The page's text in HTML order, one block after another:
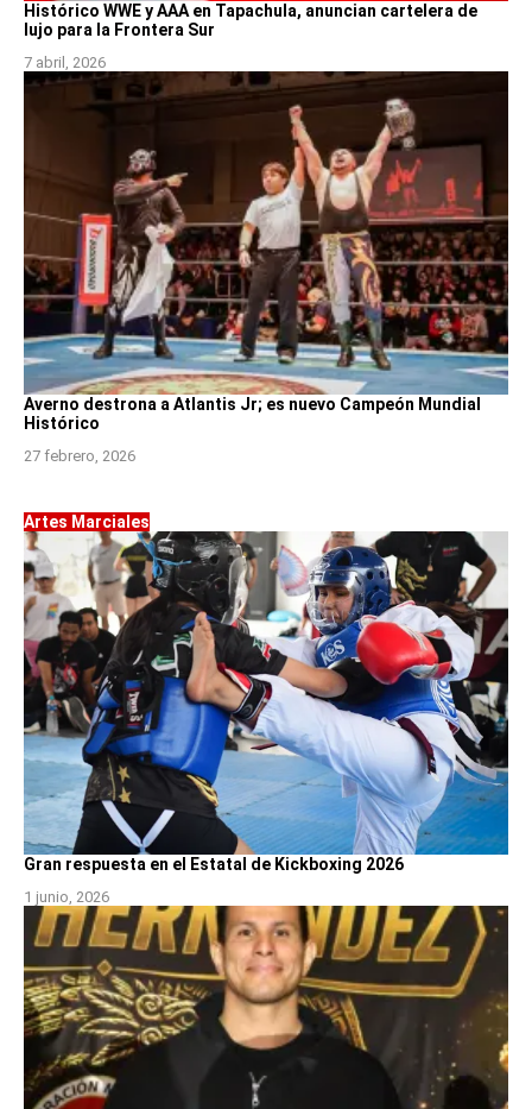
Histórico WWE y AAA en Tapachula, anuncian cartelera de
lujo para la Frontera Sur
7 abril, 2026
Averno destrona a Atlantis Jr; es nuevo Campeón Mundial
Histórico
27 febrero, 2026
Artes Marciales
Gran respuesta en el Estatal de Kickboxing 2026
1 junio, 2026